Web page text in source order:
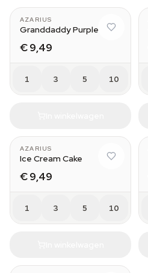
AZARIUS
Granddaddy Purple
€ 9,49
1 3 5 10
AZARIUS
Ice Cream Cake
€ 9,49
1 3 5 10